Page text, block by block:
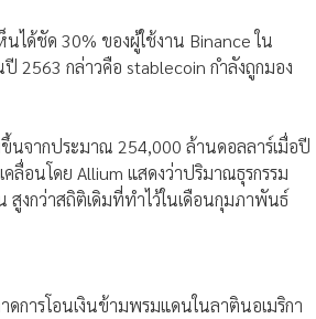
ได้ชัด 30% ของผู้ใช้งาน Binance ใน
2563 กล่าวคือ stablecoin กำลังถูกมอง
นจากประมาณ 254,000 ล้านดอลลาร์เมื่อปี
อนโดย Allium แสดงว่าปริมาณธุรกรรม
งกว่าสถิติเดิมที่ทำไว้ในเดือนกุมภาพันธ์
การโอนเงินข้ามพรมแดนในลาตินอเมริกา